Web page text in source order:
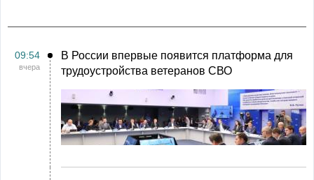
09:54
вчера
В России впервые появится платформа для
трудоустройства ветеранов СВО